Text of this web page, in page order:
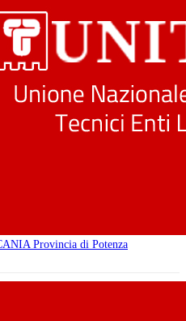
Provincia di Potenza